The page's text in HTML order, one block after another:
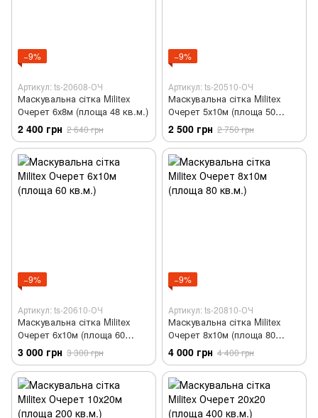
−9%
Артикул: ts-20608-ОЧ
Маскувальна сітка Militex
Очерет 6х8м (площа 48 кв.м.)
2 400 грн 2 640 грн
−9%
Артикул: ts-20510-ОЧ
Маскувальна сітка Militex
Очерет 5х10м (площа 50
кв.м.)
2 500 грн 2 750 грн
−9%
Артикул: ts-20610-ОЧ
Маскувальна сітка Militex
Очерет 6х10м (площа 60
кв.м.)
3 000 грн 3 300 грн
−9%
Артикул: ts-20810-ОЧ
Маскувальна сітка Militex
Очерет 8х10м (площа 80
кв.м.)
4 000 грн 4 400 грн